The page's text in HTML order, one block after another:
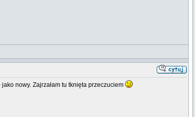
nowy. Zajrzałam tu tknięta przeczuciem